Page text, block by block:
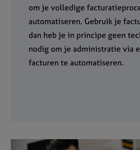
om je volledige
automatiseren. Gebruik je
dan heb je in principe geen
nodig om je administratie via
facturen te automatiseren.